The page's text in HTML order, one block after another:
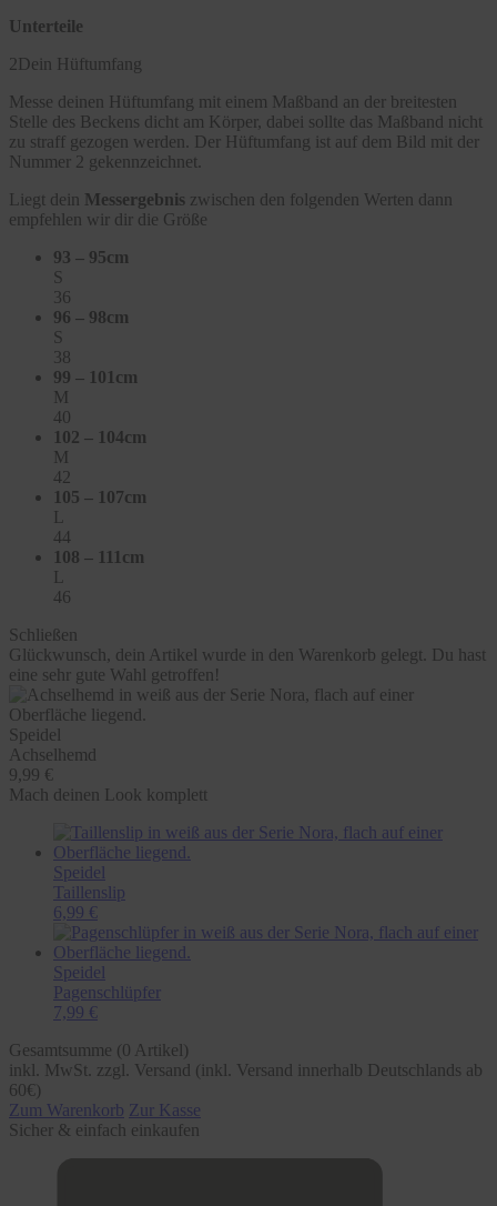
Unterteile
2Dein Hüftumfang
Messe deinen Hüftumfang mit einem Maßband an der breitesten
Stelle des Beckens dicht am Körper, dabei sollte das Maßband nicht
zu straff gezogen werden. Der Hüftumfang ist auf dem Bild mit der
Nummer 2 gekennzeichnet.
Liegt dein Messergebnis zwischen den folgenden Werten dann
empfehlen wir dir die Größe
93 – 95cm
S
36
96 – 98cm
S
38
99 – 101cm
M
40
102 – 104cm
M
42
105 – 107cm
L
44
108 – 111cm
L
46
Schließen
Glückwunsch, dein Artikel wurde in den Warenkorb gelegt. Du hast
eine sehr gute Wahl getroffen!
Speidel
Achselhemd
9,99 €
Mach deinen Look komplett
Speidel
Taillenslip
6,99 €
Speidel
Pagenschlüpfer
7,99 €
Gesamtsumme (0 Artikel)
inkl. MwSt. zzgl. Versand (inkl. Versand innerhalb Deutschlands ab
60€)
Zum Warenkorb Zur Kasse
Sicher & einfach einkaufen